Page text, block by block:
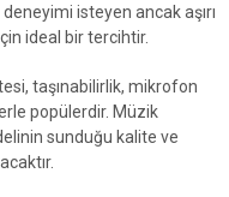
isteyen ancak aşırı
ideal bir tercihtir.
taşınabilirlik, mikrofon
popülerdir. Müzik
sunduğu kalite ve